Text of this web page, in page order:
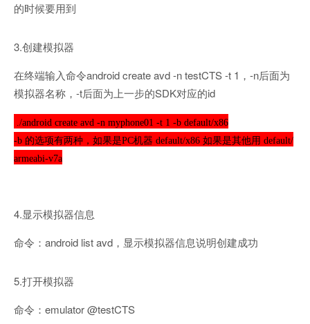
的时候要用到
3.创建模拟器
在终端输入命令android create avd -n testCTS -t 1，-n后面为
模拟器名称，-t后面为上一步的SDK对应的id
./android create avd -n myphone01 -t 1 -b default/x86
-b 的选项有两种，如果是PC机器 default/x86 如果是其他用 default/
armeabi-v7a
4.显示模拟器信息
命令：android list avd，显示模拟器信息说明创建成功
5.打开模拟器
命令：emulator @testCTS